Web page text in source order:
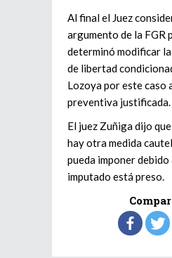
Al final el Juez
argumento de la FGR
determinó modificar
de libertad
Lozoya por este caso
preventiva justificada.
El juez Zuñiga dijo
hay otra medida
pueda imponer debido
imputado está preso.